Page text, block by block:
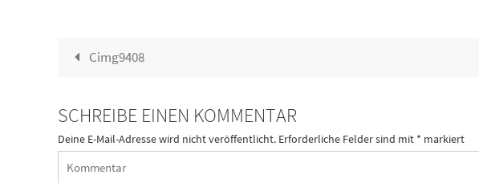
Cimg9408
SCHREIBE EINEN KOMMENTAR
Deine E-Mail-Adresse wird nicht veröffentlicht. Erforderliche Felder sind mit * markiert